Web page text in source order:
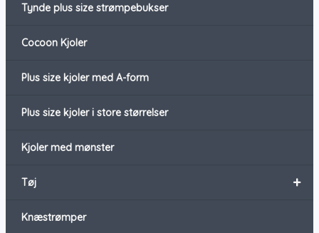
Tynde plus size strømpebukser
Cocoon Kjoler
Plus size kjoler med A-form
Plus size kjoler i store størrelser
Kjoler med mønster
+
Tøj
Knæstrømper